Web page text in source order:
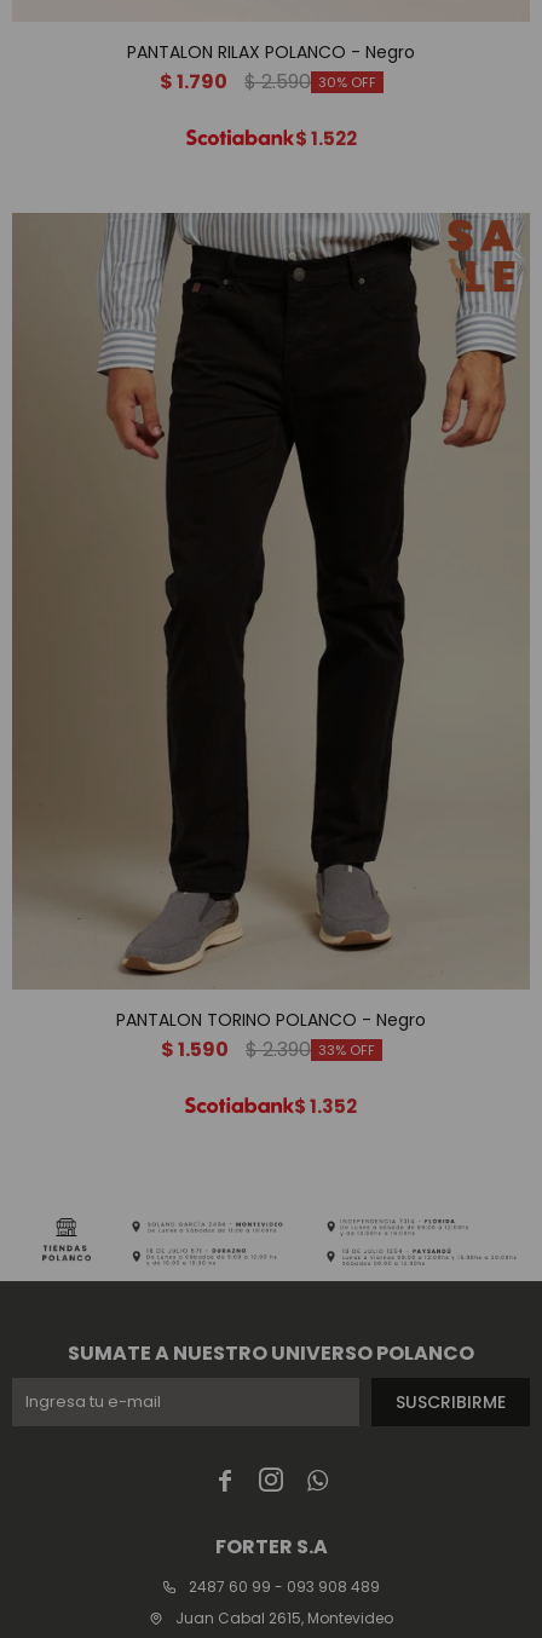
PANTALON RILAX POLANCO - Negro
$1.790 $2.590 30
$1.522
PANTALON TORINO POLANCO - Negro
$1.590 $2.390 33
$1.352
  
FORTER S.A
2487 60 99 - 093 908 489
Juan Cabal 2615, Montevideo
SUMATE A NUESTRO UNIVERSO POLANCO
SUSCRIBIRME